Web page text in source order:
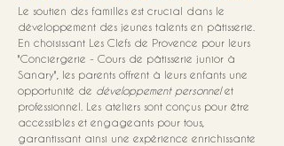
Le soutien des familles est crucial dans le
développement des jeunes talents en pâtisserie.
En choisissant Les Clefs de Provence pour leurs
"Conciergerie - Cours de pâtisserie junior à
Sanary", les parents offrent à leurs enfants une
opportunité de développement personnel et
professionnel. Les ateliers sont conçus pour être
accessibles et engageants pour tous,
garantissant ainsi une expérience enrichissante